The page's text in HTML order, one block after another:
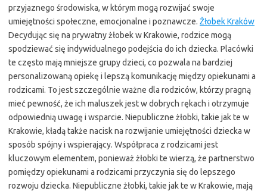
przyjaznego środowiska, w którym mogą rozwijać swoje
umiejętności społeczne, emocjonalne i poznawcze. Żłobek Kraków
Decydując się na prywatny żłobek w Krakowie, rodzice mogą
spodziewać się indywidualnego podejścia do ich dziecka. Placówki
te często mają mniejsze grupy dzieci, co pozwala na bardziej
personalizowaną opiekę i lepszą komunikację między opiekunami a
rodzicami. To jest szczególnie ważne dla rodziców, którzy pragną
mieć pewność, że ich maluszek jest w dobrych rękach i otrzymuje
odpowiednią uwagę i wsparcie. Niepubliczne żłobki, takie jak te w
Krakowie, kładą także nacisk na rozwijanie umiejętności dziecka w
sposób spójny i wspierający. Współpraca z rodzicami jest
kluczowym elementem, ponieważ żłobki te wierzą, że partnerstwo
pomiędzy opiekunami a rodzicami przyczynia się do lepszego
rozwoju dziecka. Niepubliczne żłobki, takie jak te w Krakowie, mają